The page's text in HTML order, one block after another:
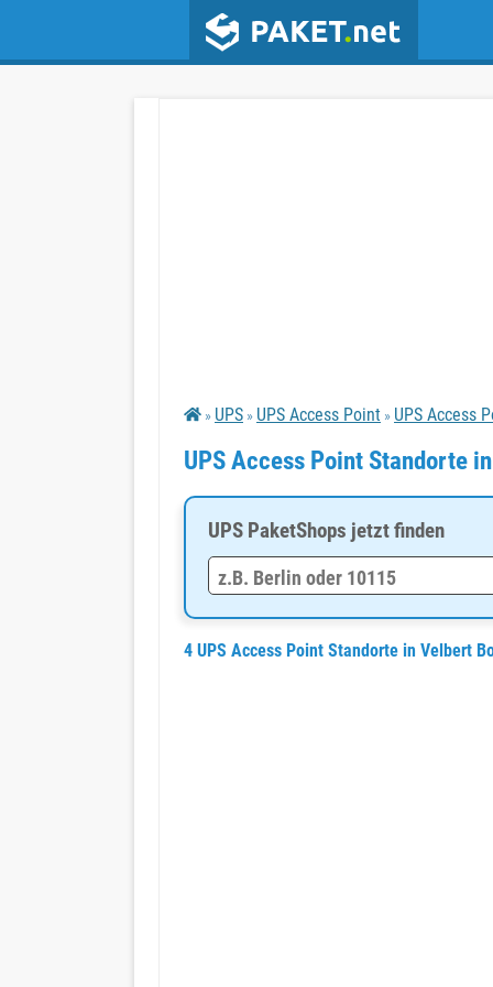
» UPS » UPS Access Point » UPS Access
UPS Access Point Standorte
UPS PaketShops jetzt finden
4 UPS Access Point Standorte in Velbert